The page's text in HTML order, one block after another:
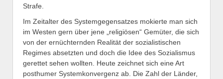
Strafe.
Im Zeitalter des Systemgegensatzes mokierte man sich
im Westen gern über jene „religiösen“ Gemüter, die sich
von der ernüchternden Realität der sozialistischen
Regimes absetzten und doch die Idee des Sozialismus
gerettet sehen wollten. Heute zeichnet sich eine Art
posthumer Systemkonvergenz ab. Die Zahl der Länder,